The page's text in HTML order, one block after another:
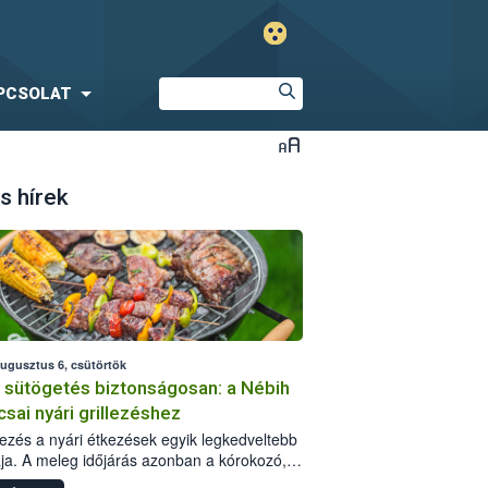
hírek
6, csütörtök
sütögetés biztonságosan: a Nébih
nyári grillezéshez
a nyári étkezések egyik legkedveltebb
A meleg időjárás azonban a kórokozó,
okozó baktériumok gyorsabb